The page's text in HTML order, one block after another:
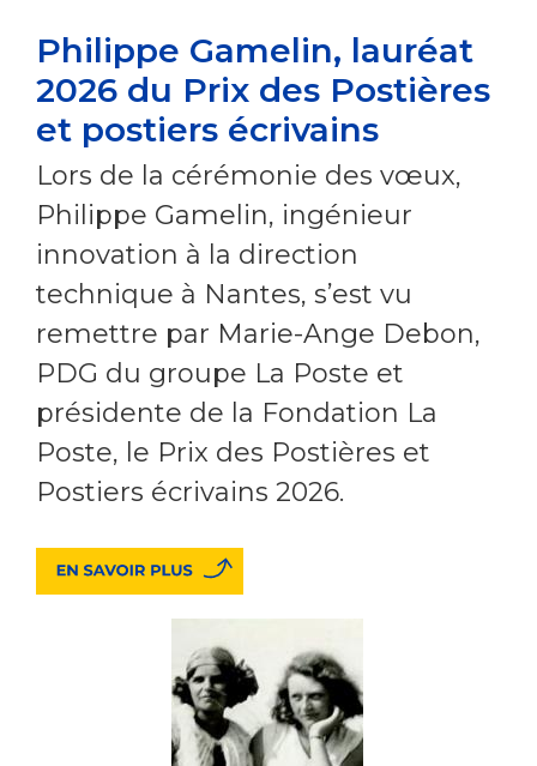
Philippe Gamelin, lauréat
2026 du Prix des Postières
et postiers écrivains
Lors de la cérémonie des vœux,
Philippe Gamelin, ingénieur
innovation à la direction
technique à Nantes, s’est vu
remettre par Marie-Ange Debon,
PDG du groupe La Poste et
présidente de la Fondation La
Poste, le Prix des Postières et
Postiers écrivains 2026.